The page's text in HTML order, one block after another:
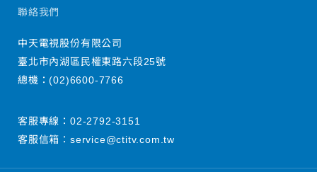
聯絡我們
中天電視股份有限公司
臺北市內湖區民權東路六段25號
總機：(02)6600-7766
客服專線： 02-2792-3151
客服信箱： service@ctitv.com.tw